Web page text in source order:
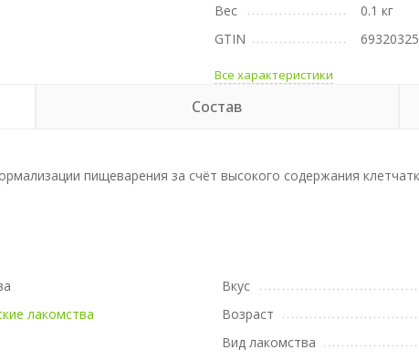
Вес
0.1 кг
GTIN
Все характеристики
Состав
пищеварения за счёт высокого содержания
лакомства
Вкус
Возраст
Вид лакомства